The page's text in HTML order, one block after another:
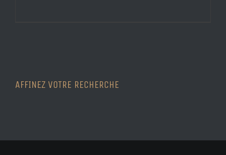
AFFINEZ VOTRE RECHERCHE